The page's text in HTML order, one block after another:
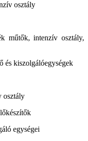
osztály
műtők, intenzív osztály,
és kiszolgálóegységek
osztály
egységei